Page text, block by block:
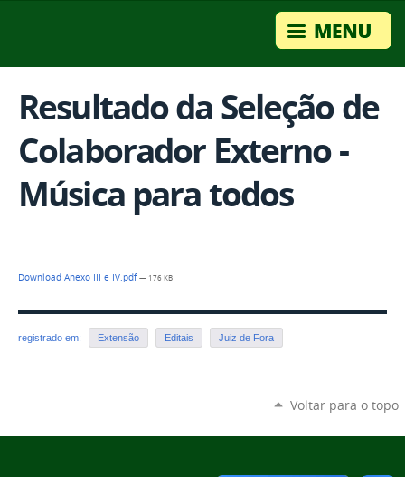
Resultado da Seleção de
Colaborador Externo -
Música para todos
Download Anexo III e IV.pdf— 176 KB
registrado em: Extensão Editais Juiz de Fora
Voltar para o topo